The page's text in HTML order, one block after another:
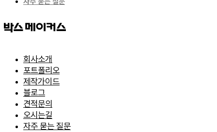
회사소개
포트폴리오
제작가이드
블로그
견적문의
오시는길
자주 묻는 질문